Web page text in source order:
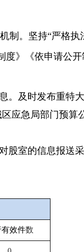
制。坚持“严格
》《依申请公开
。及时发布重特
应急局部门预算
股室的信息报送
效件数